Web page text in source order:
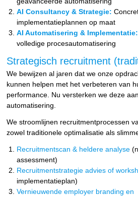
AI Consultancy & Strategie:
implementatieplannen op maat
AI Automatisering & Implementatie:
volledige procesautomatisering
Strategisch recruitment
We bewijzen al jaren dat we onze
kunnen helpen met het verbeteren van
performance. Nu versterken we deze
automatisering.
We stroomlijnen recruitmentprocessen
zowel traditionele optimalisatie als
Recruitmentscan & heldere analyse
assessment)
Recruitmentstrategie advies of
implementatieplan)
Vernieuwende employer branding en